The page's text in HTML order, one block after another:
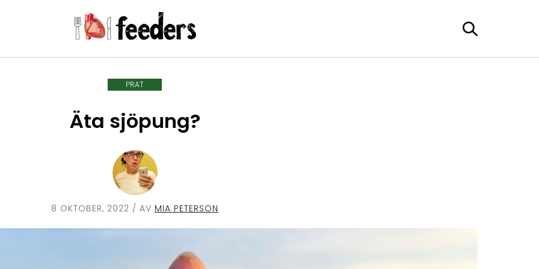
PRAT
Äta sjöpung?
8 OKTOBER, 2022 / AV MIA PETERSON